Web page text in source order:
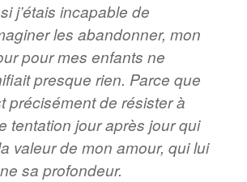
j’étais incapable de
les abandonner, mon
pour mes enfants ne
presque rien. Parce que
précisément de résister à
tentation jour après jour qui
valeur de mon amour, qui lui
sa profondeur.